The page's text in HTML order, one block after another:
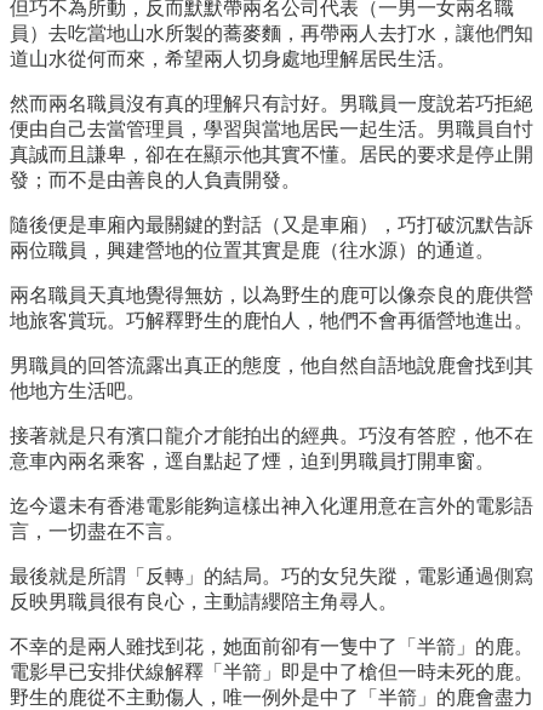
但巧不為所動，反而默默帶兩名公司代表（一男一女兩名職
員）去吃當地山水所製的蕎麥麵，再帶兩人去打水，讓他們知
道山水從何而來，希望兩人切身處地理解居民生活。
然而兩名職員沒有真的理解只有討好。男職員一度說若巧拒絕
便由自己去當管理員，學習與當地居民一起生活。男職員自忖
真誠而且謙卑，卻在在顯示他其實不懂。居民的要求是停止開
發；而不是由善良的人負責開發。
隨後便是車廂內最關鍵的對話（又是車廂），巧打破沉默告訴
兩位職員，興建營地的位置其實是鹿（往水源）的通道。
兩名職員天真地覺得無妨，以為野生的鹿可以像奈良的鹿供營
地旅客賞玩。巧解釋野生的鹿怕人，牠們不會再循營地進出。
男職員的回答流露出真正的態度，他自然自語地說鹿會找到其
他地方生活吧。
接著就是只有濱口龍介才能拍出的經典。巧沒有答腔，他不在
意車內兩名乘客，逕自點起了煙，迫到男職員打開車窗。
迄今還未有香港電影能夠這樣出神入化運用意在言外的電影語
言，一切盡在不言。
最後就是所謂「反轉」的結局。巧的女兒失蹤，電影通過側寫
反映男職員很有良心，主動請纓陪主角尋人。
不幸的是兩人雖找到花，她面前卻有一隻中了「半箭」的鹿。
電影早已安排伏線解釋「半箭」即是中了槍但一時未死的鹿。
野生的鹿從不主動傷人，唯一例外是中了「半箭」的鹿會盡力